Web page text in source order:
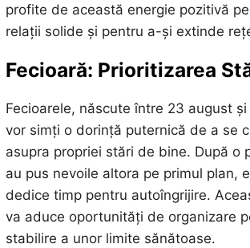
profite de această energie pozitivă
relații solide și pentru a-și extinde
Fecioară: Prioritizarea
Fecioarele, născute între 23 august
vor simți o dorință puternică de a se
asupra propriei stări de bine. După o
au pus nevoile altora pe primul plan,
dedice timp pentru autoîngrijire.
va aduce oportunități de organizare
stabilire a unor limite sănătoase.